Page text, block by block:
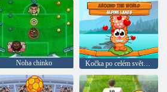
Noha chinko Kočka po celém světě: Alpine lake